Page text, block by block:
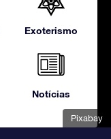
Pixabay
Exoterismo
Notícias